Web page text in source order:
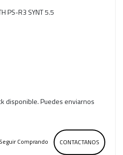
PS-R3 SYNT 5.5
disponible. Puedes enviarnos
CONTACTANOS
Comprando